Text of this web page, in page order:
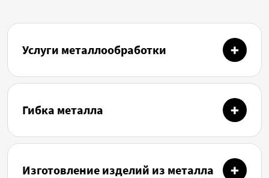
Услуги металлообработки
Гибка металла
Изготовление изделий из металла